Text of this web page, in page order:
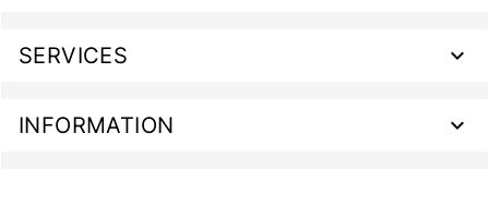
SERVICES
INFORMATION